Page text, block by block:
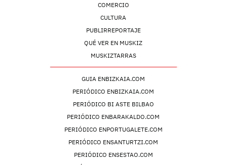
COMERCIO
CULTURA
PUBLIRREPORTAJE
QUÉ VER EN MUSKIZ
MUSKIZTARRAS
GUIA ENBIZKAIA.COM
PERIÓDICO ENBIZKAIA.COM
PERIÓDICO BI ASTE BILBAO
PERIÓDICO ENBARAKALDO.COM
PERIÓDICO ENPORTUGALETE.COM
PERIÓDICO ENSANTURTZI.COM
PERIÓDICO ENSESTAO.COM